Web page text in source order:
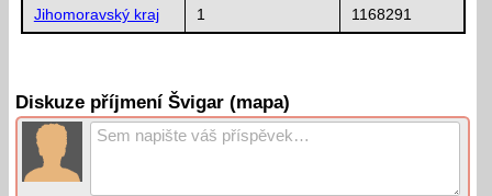
Jihomoravský kraj 1 1168291
Diskuze příjmení Švigar (mapa)